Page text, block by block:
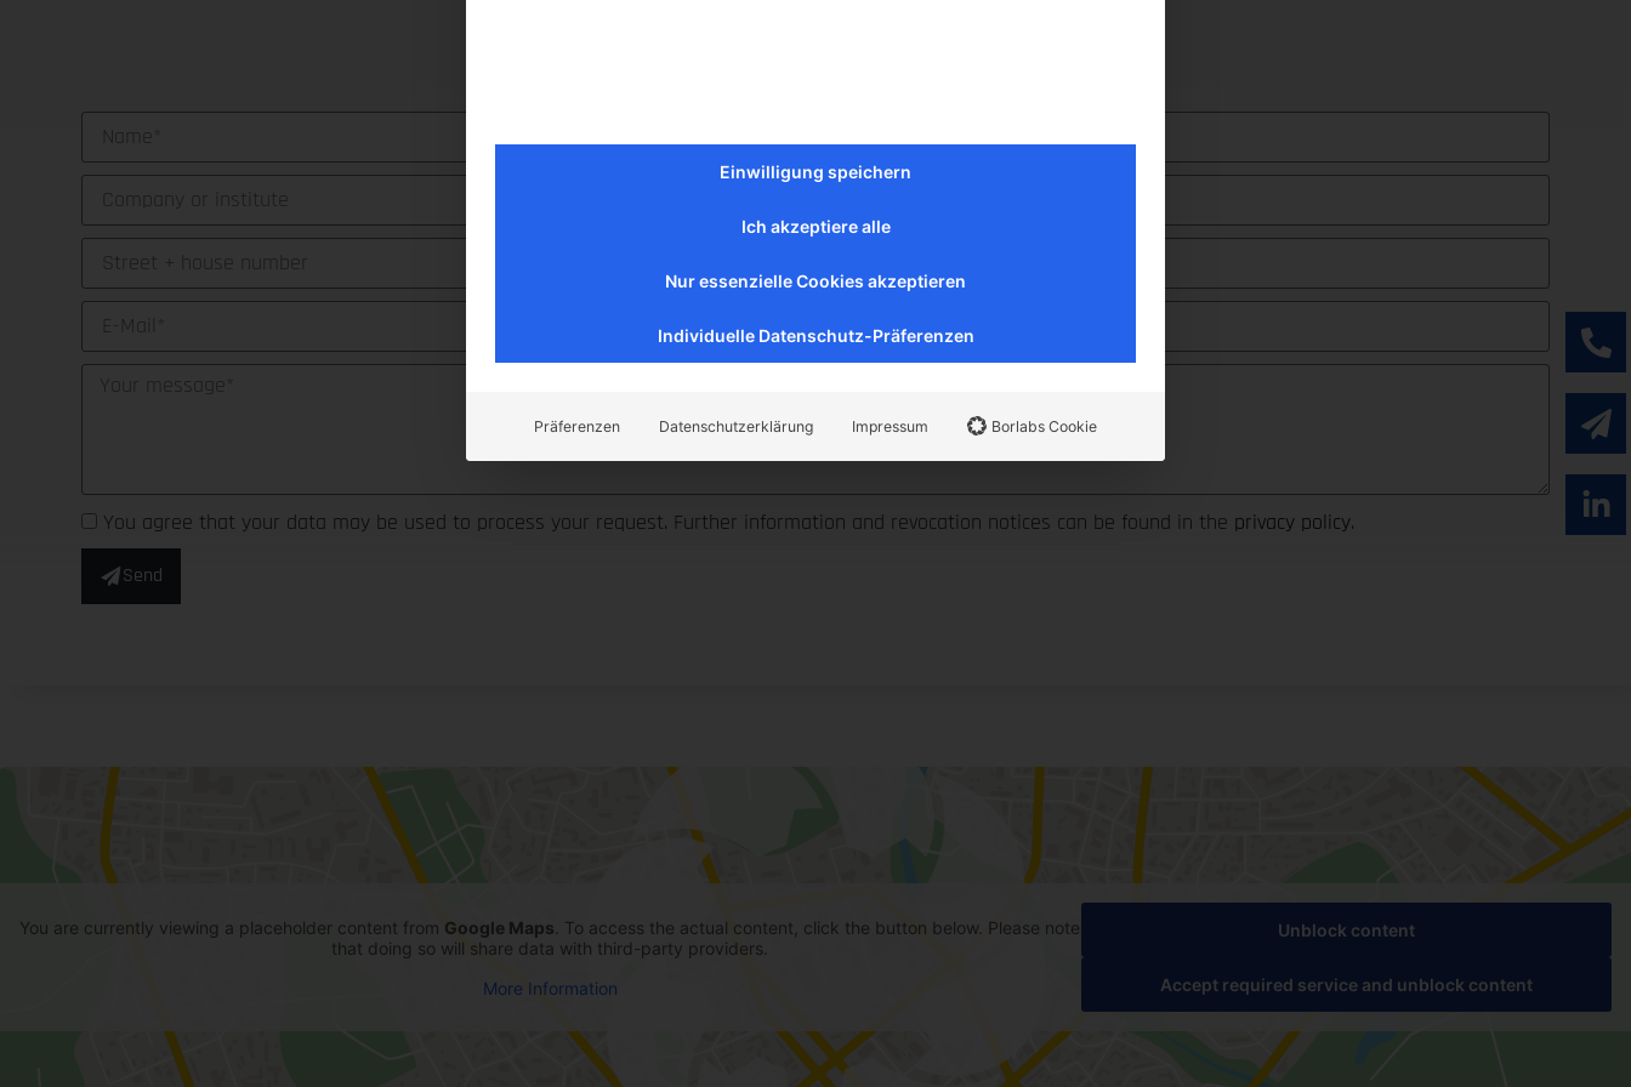
You agree that your data may be used to process your request. Further information and revocation notices can be found in the privacy policy.
Send
You are currently viewing a placeholder content from Google Maps . To access the actual content, click the button below. Please note
that doing so will share data with third-party providers.
More Information
Unblock content
Accept required service and unblock content
Einwilligung speichern
Ich akzeptiere alle
Nur essenzielle Cookies akzeptieren
Individuelle Datenschutz-Präferenzen
Präferenzen Datenschutzerklärung Impressum Borlabs Cookie